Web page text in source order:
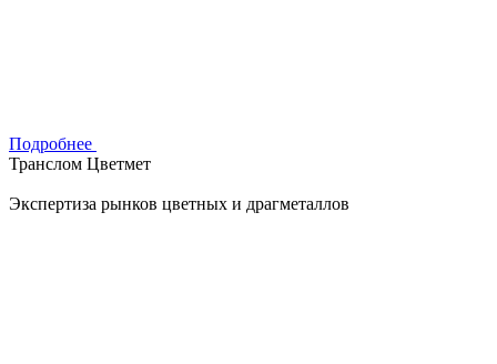
Подробнее
Транслом Цветмет
Экспертиза рынков цветных и драгметаллов